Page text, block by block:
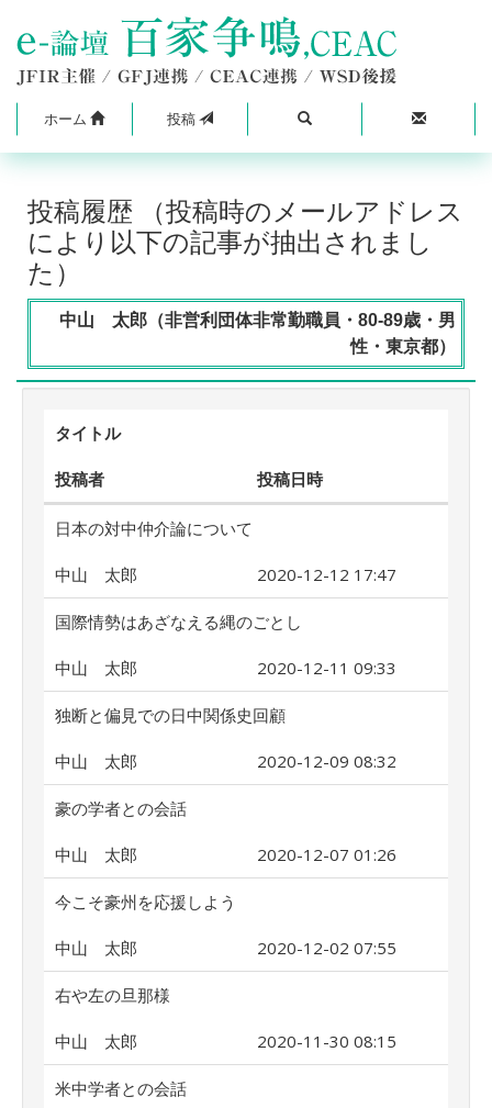
ホーム 投稿
投稿履歴 （投稿時のメールアドレス
により以下の記事が抽出されまし
た）
中山 太郎（非営利団体非常勤職員・80-89歳・男
性・東京都）
タイトル
投稿者 投稿日時
日本の対中仲介論について
中山 太郎 2020-12-12 17:47
国際情勢はあざなえる縄のごとし
中山 太郎 2020-12-11 09:33
独断と偏見での日中関係史回顧
中山 太郎 2020-12-09 08:32
豪の学者との会話
中山 太郎 2020-12-07 01:26
今こそ豪州を応援しよう
中山 太郎 2020-12-02 07:55
右や左の旦那様
中山 太郎 2020-11-30 08:15
米中学者との会話